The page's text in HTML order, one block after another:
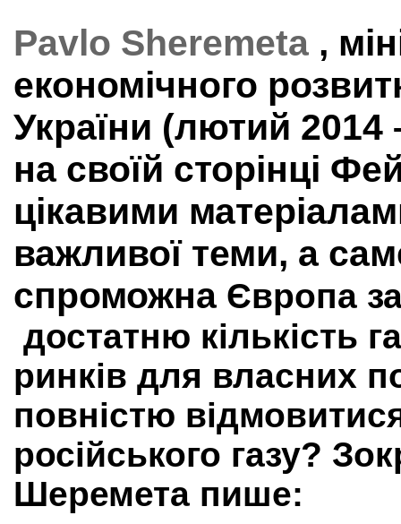
Pavlo Sheremeta ,
економічного
України (лютий 2014
на своїй сторінці
цікавими
важливої теми, а
спроможна Європа
достатню кількість
ринків для власних
повністю
російського газу?
Шеремета пише: